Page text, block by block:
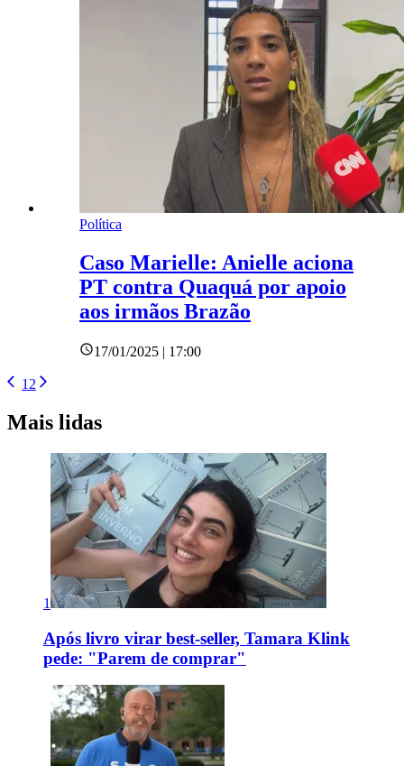
Política
Caso Marielle: Anielle aciona
PT contra Quaquá por apoio
aos irmãos Brazão
17/01/2025 | 17:00
1 2
Mais lidas
1
Após livro virar best-seller, Tamara Klink
pede: "Parem de comprar"